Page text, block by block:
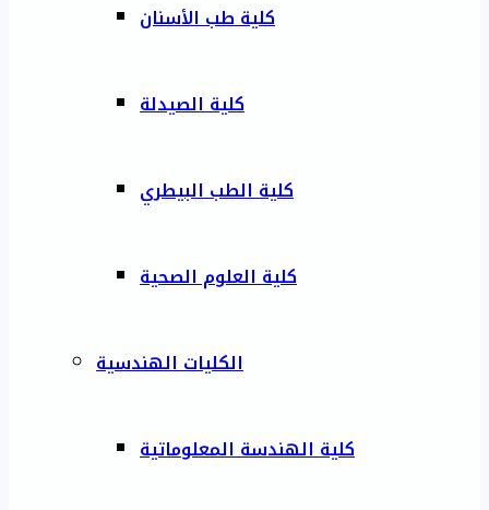
كلية طب الأسنان
كلية الصيدلة
كلية الطب البيطري
كلية العلوم الصحية
الكليات الهندسية
كلية الهندسة المعلوماتية